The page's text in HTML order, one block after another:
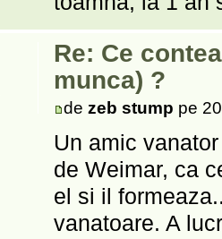
Re: Ce
munca) ?
dezeb stump pe
Un amic
de Weimar, ca
el si il
vanatoare. A